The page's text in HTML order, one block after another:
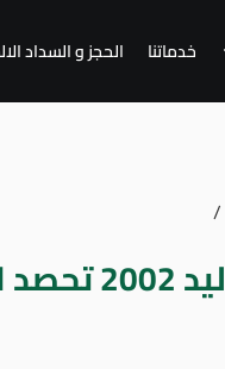
خدماتنا الحجز و السداد
/
قدم